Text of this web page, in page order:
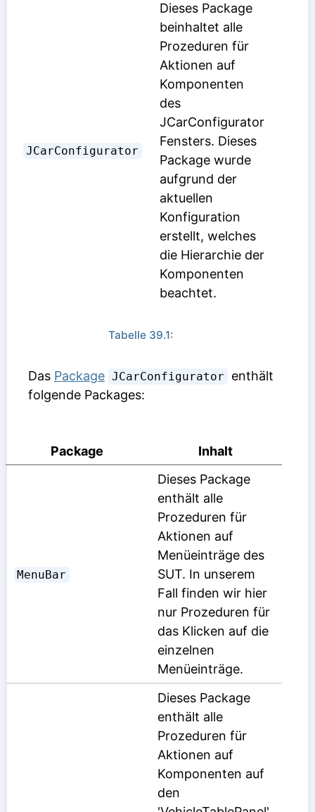
JCarConfigurator
Dieses Package
beinhaltet alle
Prozeduren für
Aktionen auf
Komponenten
des
JCarConfigurator
Fensters. Dieses
Package wurde
aufgrund der
aktuellen
Konfiguration
erstellt, welches
die Hierarchie der
Komponenten
beachtet.
Tabelle 39.1:
Das Package JCarConfigurator
enthält
folgende Packages:
Package Inhalt
MenuBar
Dieses Package
enthält alle
Prozeduren für
Aktionen auf
Menüeinträge des
SUT. In unserem
Fall finden wir hier
nur Prozeduren für
das Klicken auf die
einzelnen
Menüeinträge.
Dieses Package
enthält alle
Prozeduren für
Aktionen auf
Komponenten auf
den